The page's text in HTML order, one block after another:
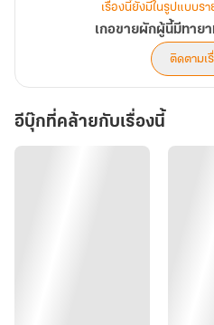
เรื่องนี้ยังมีในรูปแบบร
เกอขายผักผู้นี้มีทาย
ติดตามเ
อีบุ๊กที่คล้ายกับเรื่องนี้